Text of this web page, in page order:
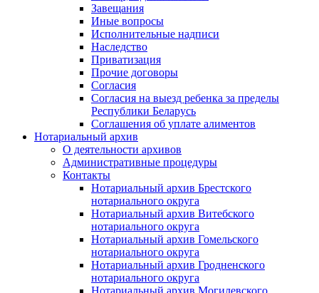
Завещания
Иные вопросы
Исполнительные надписи
Наследство
Приватизация
Прочие договоры
Согласия
Согласия на выезд ребенка за пределы
Республики Беларусь
Соглашения об уплате алиментов
Нотариальный архив
О деятельности архивов
Административные процедуры
Контакты
Нотариальный архив Брестского
нотариального округа
Нотариальный архив Витебского
нотариального округа
Нотариальный архив Гомельского
нотариального округа
Нотариальный архив Гродненского
нотариального округа